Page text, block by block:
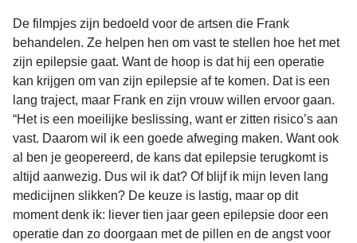
De filmpjes zijn bedoeld voor de artsen die Frank
behandelen. Ze helpen hen om vast te stellen hoe het met
zijn epilepsie gaat. Want de hoop is dat hij een operatie
kan krijgen om van zijn epilepsie af te komen. Dat is een
lang traject, maar Frank en zijn vrouw willen ervoor gaan.
“Het is een moeilijke beslissing, want er zitten risico’s aan
vast. Daarom wil ik een goede afweging maken. Want ook
al ben je geopereerd, de kans dat epilepsie terugkomt is
altijd aanwezig. Dus wil ik dat? Of blijf ik mijn leven lang
medicijnen slikken? De keuze is lastig, maar op dit
moment denk ik: liever tien jaar geen epilepsie door een
operatie dan zo doorgaan met de pillen en de angst voor